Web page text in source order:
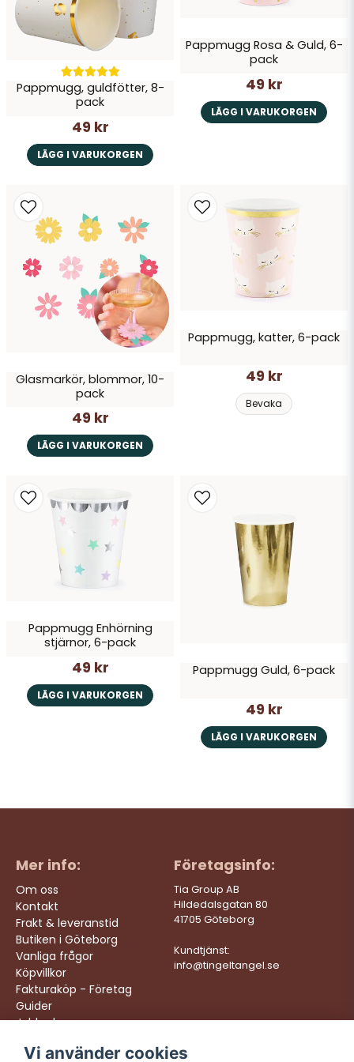
Skicka fråga
Pappmugg, guldfötter, 8-
pack
49 kr
LÄGG I VARUKORGEN
Pappmugg Rosa & Guld, 6-
pack
49 kr
LÄGG I VARUKORGEN
Glasmarkör, blommor, 10-
pack
49 kr
LÄGG I VARUKORGEN
Pappmugg, katter, 6-pack
49 kr
Bevaka
Pappmugg Enhörning
stjärnor, 6-pack
49 kr
LÄGG I VARUKORGEN
Pappmugg Guld, 6-pack
49 kr
LÄGG I VARUKORGEN
Mer info:
Om oss
Kontakt
Frakt & leveranstid
Butiken i Göteborg
Vanliga frågor
Köpvillkor
Fakturaköp - Företag
Guider
Jobba hos oss
Företagsinfo:
Tia Group AB
Hildedalsgatan 80
41705 Göteborg
Kundtjänst:
info@tingeltangel.se
Följ oss: Vi levererar:
Vi använder cookies